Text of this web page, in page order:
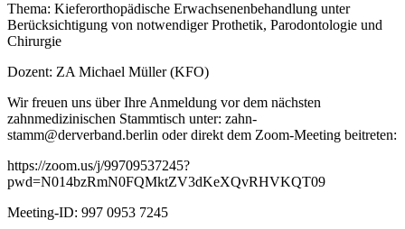
Thema: Kieferorthopädische Erwachsenenbehandlung unter
Berücksichtigung von notwendiger Prothetik, Parodontologie und
Chirurgie
Dozent: ZA Michael Müller (KFO)
Wir freuen uns über Ihre Anmeldung vor dem nächsten
zahnmedizinischen Stammtisch unter: zahn-
stamm@derverband.berlin oder direkt dem Zoom-Meeting beitreten:
https://zoom.us/j/99709537245?
pwd=N014bzRmN0FQMktZV3dKeXQvRHVKQT09
Meeting-ID: 997 0953 7245